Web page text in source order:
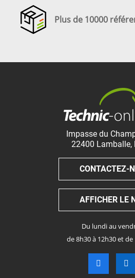
Plus de 10000
Impasse du
22400 Lamballe,
CONTACTEZ-
AFFICHER LE
Du lundi au
de 8h30 à 12h30 et de